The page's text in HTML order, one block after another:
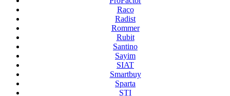
Raco
Radist
Rommer
Rubit
Santino
Sayim
SIAT
Smartbuy
Sparta
STI